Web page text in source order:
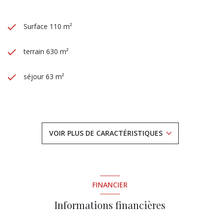
Surface 110 m²
terrain 630 m²
séjour 63 m²
Chauffage individuel : convecteur (electrique)
VOIR PLUS DE CARACTÉRISTIQUES
FINANCIER
Informations financières